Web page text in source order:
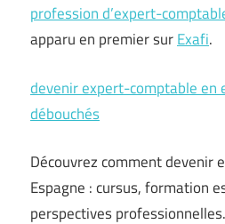
profession d’expert-
apparu en premier surExafi.
devenir expert-comptable en
débouchés
Découvrez comment devenir
Espagne : cursus, formation
perspectives